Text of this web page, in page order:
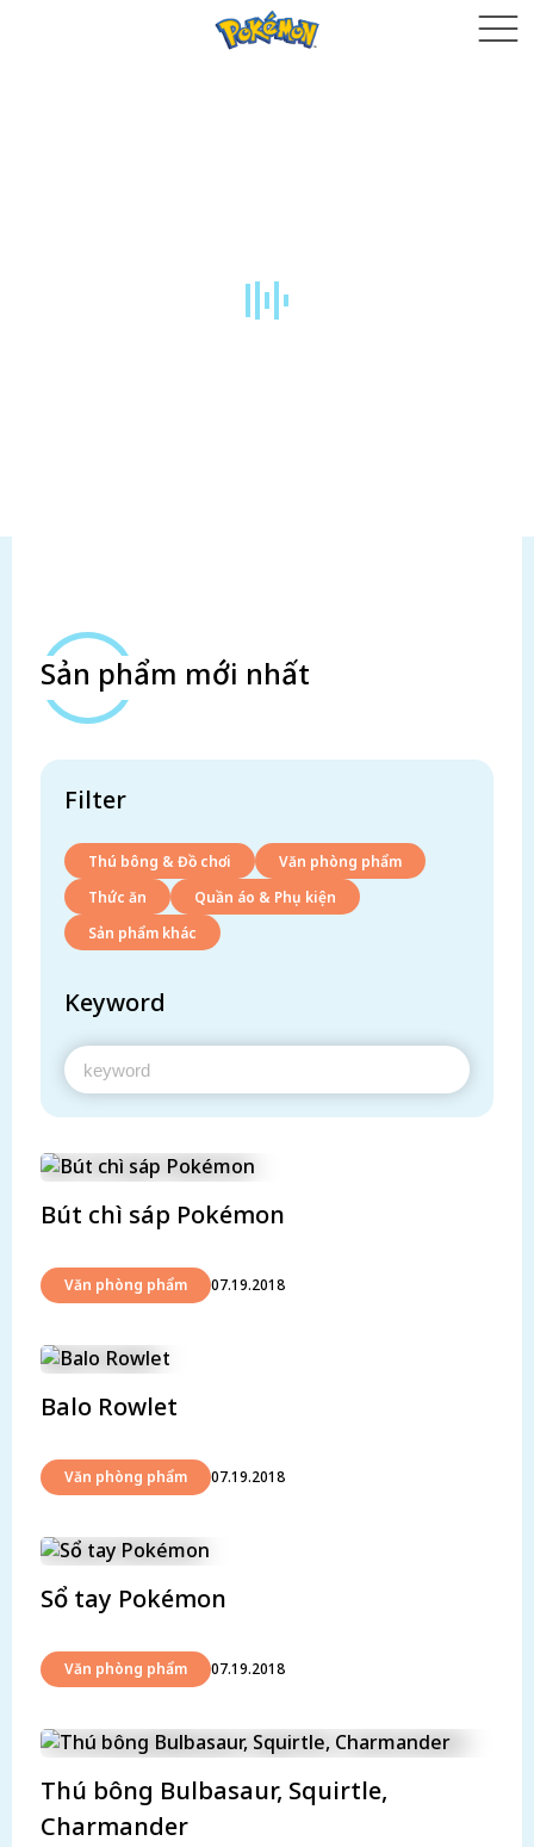
Sản phẩm mới nhất
Filter
Thú bông & Đồ chơi
Văn phòng phẩm
Thức ăn
Quần áo & Phụ kiện
Sản phẩm khác
Keyword
Bút chì sáp Pokémon
Văn phòng phẩm 07.19.2018
Balo Rowlet
Văn phòng phẩm 07.19.2018
Sổ tay Pokémon
Văn phòng phẩm 07.19.2018
Thú bông Bulbasaur, Squirtle,
Charmander